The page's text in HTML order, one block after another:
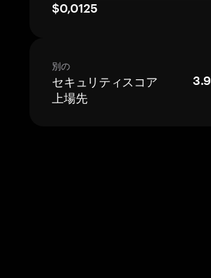
$0,0125
別の
セキュリティスコア 3.9
上場先